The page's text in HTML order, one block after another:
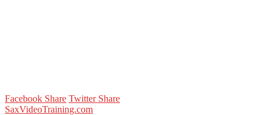
Facebook Share Twitter Share
SaxVideoTraining.com